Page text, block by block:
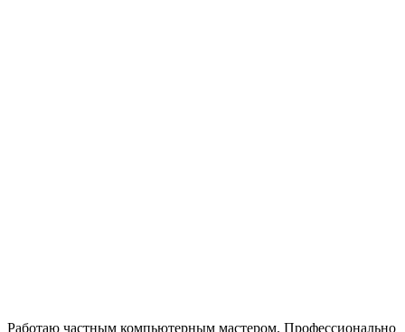
Работаю частным компьютерным мастером. Профессионально